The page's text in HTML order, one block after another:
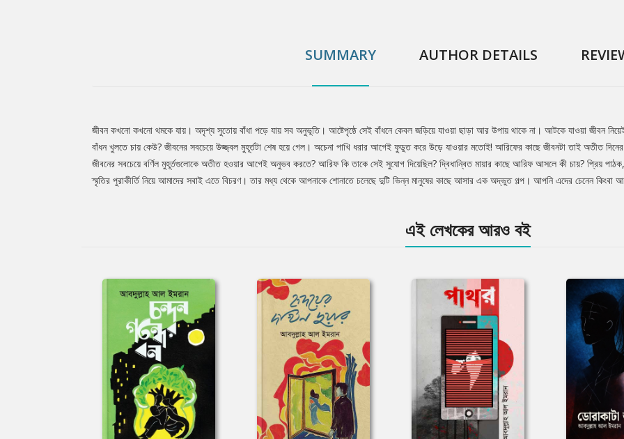
SUMMARY AUTHOR DETAILS
Tab
Article
জীবন কখনো কখনো থমকে যায়। অদৃশ্য সুতোয় বাঁধা পড়ে যায় সব অনুভূতি। আষ্টেপৃষ্ঠে সেই বাঁধনে কেবল জড়িয়ে যাওয়া ছাড়া আর উপায় থাকে না। আটকে যাওয়া জীবন
বাঁধন খুলতে চায় কেউ? জীবনের সবচেয়ে উজ্জ্বল মুহূর্তটা শেষ হয়ে গেল। অচেনা পাখি ধরার আগেই ফুডুত করে উড়ে যাওয়ার মতোই! আরিফের কাছে জীবনটা তাই অতীত
জীবনের সবচেয়ে বর্ণিল মুহূর্তগুলোকে অতীত হওয়ার আগেই অনুভব করতে? আরিফ কি তাকে সেই সুযোগ দিয়েছিল? দ্বিধান্বিত মায়ার কাছে আরিফ আসলে কী চায়? প্রিয় পাঠক,
স্মৃতির পুরাকীর্তি নিয়ে আমাদের সবাই এতে বিচরণ। তার মধ্য থেকে আপনাকে শোনাতে চলেছে দুটি ভিন্ন মানুষের কাছে আসার এক অদ্ভুত গল্প। আপনি এদের চেনেন
এই লেখকের আরও বই